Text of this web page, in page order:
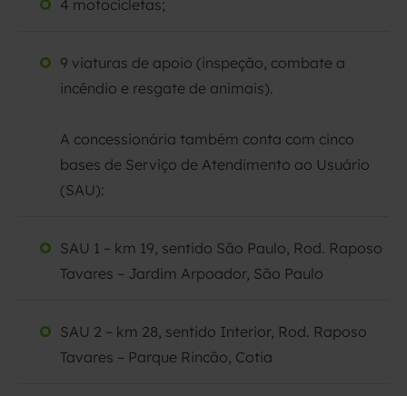
4 motocicletas;
9 viaturas de apoio (inspeção, combate a
incêndio e resgate de animais).
A concessionária também conta com cinco
bases de Serviço de Atendimento ao Usuário
(SAU):
SAU 1 – km 19, sentido São Paulo, Rod. Raposo
Tavares – Jardim Arpoador, São Paulo
SAU 2 – km 28, sentido Interior, Rod. Raposo
Tavares – Parque Rincão, Cotia